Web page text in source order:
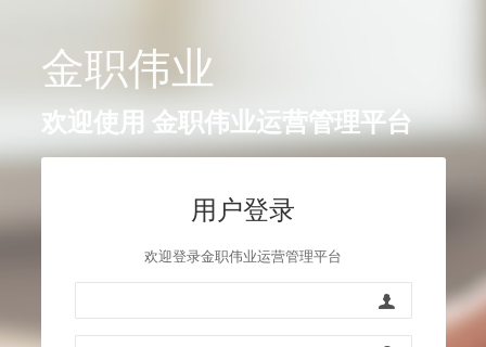
金职伟业
欢迎使用 金职伟业运营管理平台
用户登录
欢迎登录金职伟业运营管理平台